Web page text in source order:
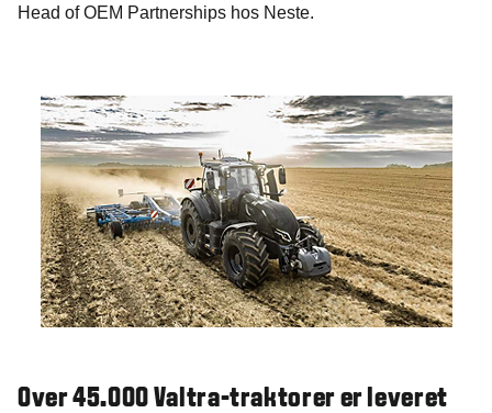
Head of OEM Partnerships hos Neste.
Over 45.000 Valtra-traktorer er leveret